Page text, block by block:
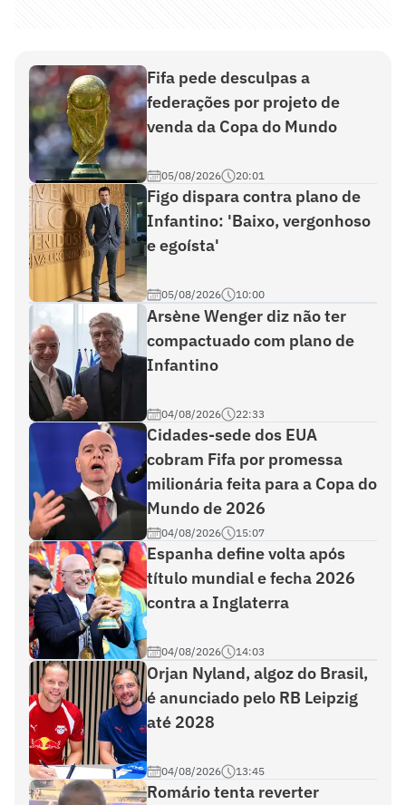
Fifa pede desculpas a
federações por projeto de
venda da Copa do Mundo
05/08/2026 20:01
Figo dispara contra plano de
Infantino: 'Baixo, vergonhoso
e egoísta'
05/08/2026 10:00
Arsène Wenger diz não ter
compactuado com plano de
Infantino
04/08/2026 22:33
Cidades-sede dos EUA
cobram Fifa por promessa
milionária feita para a Copa do
Mundo de 2026
04/08/2026 15:07
Espanha define volta após
título mundial e fecha 2026
contra a Inglaterra
04/08/2026 14:03
Orjan Nyland, algoz do Brasil,
é anunciado pelo RB Leipzig
até 2028
04/08/2026 13:45
Romário tenta reverter